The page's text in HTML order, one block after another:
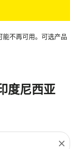
不再可用。可选产品
度尼西亚
close